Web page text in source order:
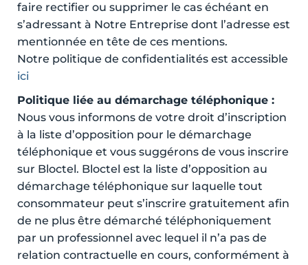
faire rectifier ou supprimer le cas échéant en
s’adressant à Notre Entreprise dont l’adresse est
mentionnée en tête de ces mentions.
Notre politique de confidentialités est accessible
ici
Politique liée au démarchage téléphonique :
Nous vous informons de votre droit d’inscription
à la liste d’opposition pour le démarchage
téléphonique et vous suggérons de vous inscrire
sur Bloctel. Bloctel est la liste d’opposition au
démarchage téléphonique sur laquelle tout
consommateur peut s’inscrire gratuitement afin
de ne plus être démarché téléphoniquement
par un professionnel avec lequel il n’a pas de
relation contractuelle en cours, conformément à